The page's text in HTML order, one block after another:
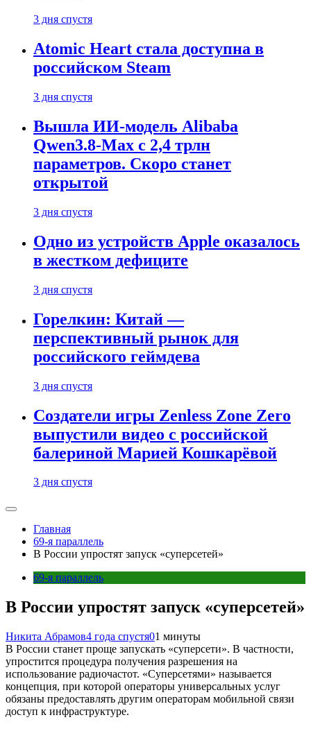
3 дня спустя
Atomic Heart стала доступна в
российском Steam
3 дня спустя
Вышла ИИ-модель Alibaba
Qwen3.8-Max с 2,4 трлн
параметров. Скоро станет
открытой
3 дня спустя
Одно из устройств Apple оказалось
в жестком дефиците
3 дня спустя
Горелкин: Китай —
перспективный рынок для
российского геймдева
3 дня спустя
Создатели игры Zenless Zone Zero
выпустили видео с российской
балериной Марией Кошкарёвой
3 дня спустя
Главная
69-я параллель
В России упростят запуск «суперсетей»
69-я параллель
В России упростят запуск «суперсетей»
Никита Абрамов4 года спустя01 минуты
В России станет проще запускать «суперсети». В частности,
упростится процедура получения разрешения на
использование радиочастот. «Суперсетями» называется
концепция, при которой операторы универсальных услуг
обязаны предоставлять другим операторам мобильной связи
доступ к инфраструктуре.